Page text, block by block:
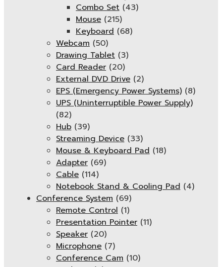
Combo Set (43)
Mouse (215)
Keyboard (68)
Webcam (50)
Drawing Tablet (3)
Card Reader (20)
External DVD Drive (2)
EPS (Emergency Power Systems) (8)
UPS (Uninterruptible Power Supply)
(82)
Hub (39)
Streaming Device (33)
Mouse & Keyboard Pad (18)
Adapter (69)
Cable (114)
Notebook Stand & Cooling Pad (4)
Conference System (69)
Remote Control (1)
Presentation Pointer (11)
Speaker (20)
Microphone (7)
Conference Cam (10)